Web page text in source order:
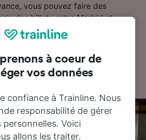
vous pouvez faire des
des billets entre Madrid et
et les billets de train pas chers
de voyage.à coeur de
vos données
confiance à Trainline. Nous
responsabilité de gérer
Voici
allons les traiter.